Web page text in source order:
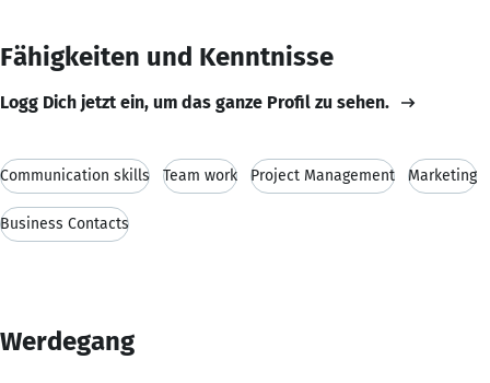
Fähigkeiten und Kenntnisse
Logg Dich jetzt ein, um das ganze Profil zu sehen.
Communication skills Team work Project Management Marketing
Business Contacts
Werdegang